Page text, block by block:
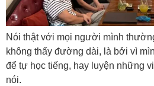
Nói thật với mọi người mình
không thấy đường dài, là bởi vì
để tự học tiếng, hay luyện những
nói.